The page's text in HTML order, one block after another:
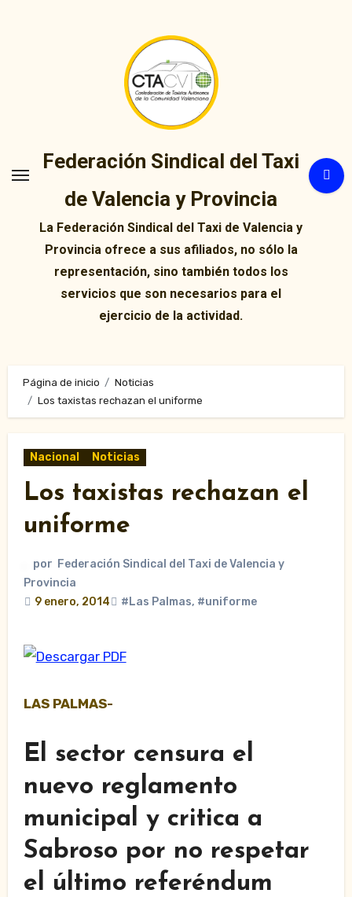
Federación Sindical del Taxi
de Valencia y Provincia
La Federación Sindical del Taxi de Valencia y
Provincia ofrece a sus afiliados, no sólo la
representación, sino también todos los
servicios que son necesarios para el
ejercicio de la actividad.
Página de inicio
Noticias
Los taxistas rechazan el uniforme
Nacional Noticias
Los taxistas rechazan el
uniforme
por Federación Sindical del Taxi de Valencia y
Provincia
9 enero, 2014
#Las Palmas, #uniforme
LAS PALMAS-
El sector censura el
nuevo reglamento
municipal y critica a
Sabroso por no respetar
el último referéndum